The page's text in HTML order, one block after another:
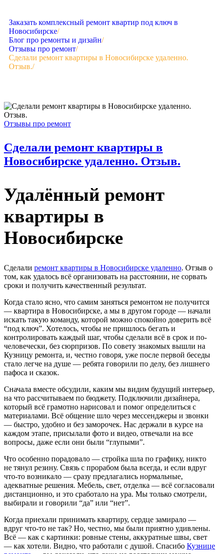
Заказать комплексный ремонт квартир под ключ в
Новосибирске/
Блог про ремонты и дизайн/
Отзывы про ремонт/
Сделали ремонт квартиры в Новосибирске удаленно.
Отзыв./
Отзывы про ремонт
Сделали ремонт квартиры в
Новосибирске удаленно. Отзыв.
Удалённый ремонт
квартиры в
Новосибирске
Сделали ремонт квартиры в Новосибирске удаленно. Отзыв о
том, как удалось всё организовать на расстоянии, не сорвать
сроки и получить качественный результат.
Когда стало ясно, что самим заняться ремонтом не получится
— квартира в Новосибирске, а мы в другом городе — начали
искать такую команду, которой можно спокойно доверить всё
“под ключ”. Хотелось, чтобы не пришлось бегать и
контролировать каждый шаг, чтобы сделали всё в срок и по-
человечески, без сюрпризов. По совету знакомых вышли на
Кузницу ремонта, и, честно говоря, уже после первой беседы
стало легче на душе — ребята говорили по делу, без лишнего
пафоса и сказок.
Сначала вместе обсудили, каким мы видим будущий интерьер,
на что рассчитываем по бюджету. Подключили дизайнера,
который всё грамотно нарисовал и помог определиться с
материалами. Всё общение шло через мессенджеры и звонки
— быстро, удобно и без заморочек. Нас держали в курсе на
каждом этапе, присылали фото и видео, отвечали на все
вопросы, даже если они были “глупыми”.
Что особенно порадовало — стройка шла по графику, никто
не тянул резину. Связь с прорабом была всегда, и если вдруг
что-то возникало — сразу предлагались нормальные,
адекватные решения. Мебель, свет, отделка — всё согласовали
дистанционно, и это сработало на ура. Мы только смотрели,
выбирали и говорили “да” или “нет”.
Когда приехали принимать квартиру, сердце замирало —
вдруг что-то не так? Но, честно, мы были приятно удивлены.
Всё — как с картинки: ровные стены, аккуратные швы, свет
— как хотели. Видно, что работали с душой. Спасибо Кузнице